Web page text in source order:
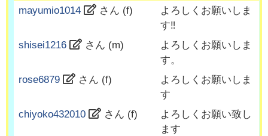
mayumio1014
さん (f)
よろしくお願いしま
す‼️
shisei1216
さん (m)
よろしくお願いしま
す。
rose6879
さん (f)
よろしくお願いしま
す
chiyoko432010
さん (f)
よろしくお願い致し
ます